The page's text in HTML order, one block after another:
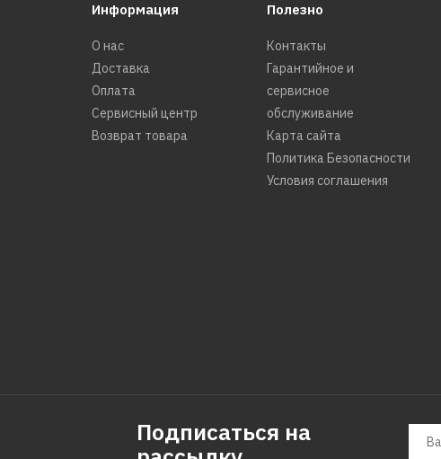
Информация
О нас
Доставка
Оплата
Сервисный центр
Возврат товара
Полезно
Контакты
Гарантийное и
сервисное
обслуживание
Карта сайта
Политика Безопасности
Условия соглашения
Подписаться на